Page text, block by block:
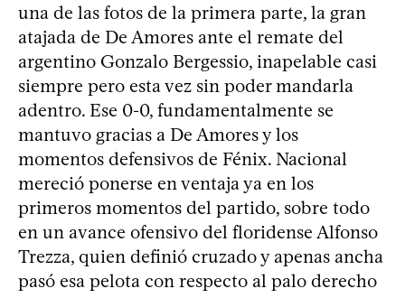
una de las fotos de la primera parte, la gran
atajada de De Amores ante el remate del
argentino Gonzalo Bergessio, inapelable casi
siempre pero esta vez sin poder mandarla
adentro. Ese 0-0, fundamentalmente se
mantuvo gracias a De Amores y los
momentos defensivos de Fénix. Nacional
mereció ponerse en ventaja ya en los
primeros momentos del partido, sobre todo
en un avance ofensivo del floridense Alfonso
Trezza, quien definió cruzado y apenas ancha
pasó esa pelota con respecto al palo derecho